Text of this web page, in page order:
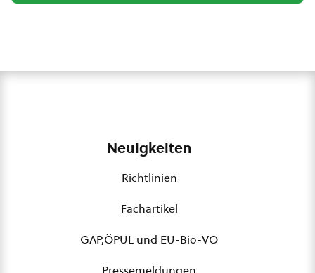
Neuigkeiten
Richtlinien
Fachartikel
GAP,ÖPUL und EU-Bio-VO